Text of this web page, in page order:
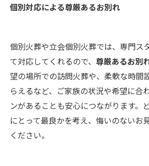
個別対応による尊厳あるお別れ
個別火葬や立会個別火葬では、専門ス
て対応してくれるので、 尊厳あるお別
望の場所での訪問火葬や、柔軟な時間
らえるなど、ご家族の状況や希望に合
ンがあることも安心につながります。
にとって最良かを考え、悔いのないお
ください。